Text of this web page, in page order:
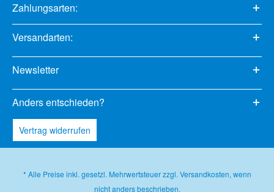
Zahlungsarten:
Versandarten:
Newsletter
Anders entschieden?
Vertrag widerrufen
* Alle Preise inkl. gesetzl. Mehrwertsteuer zzgl. Versandkosten, wenn
nicht anders beschrieben.